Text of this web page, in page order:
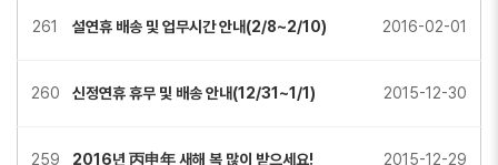
261 설연휴 배송 및 업무시간 안내(2/8~2/10) 2016-02-01
260 신정연휴 휴무 및 배송 안내(12/31~1/1) 2015-12-30
259 2016년 丙申年 새해 복 많이 받으세요! 2015-12-29